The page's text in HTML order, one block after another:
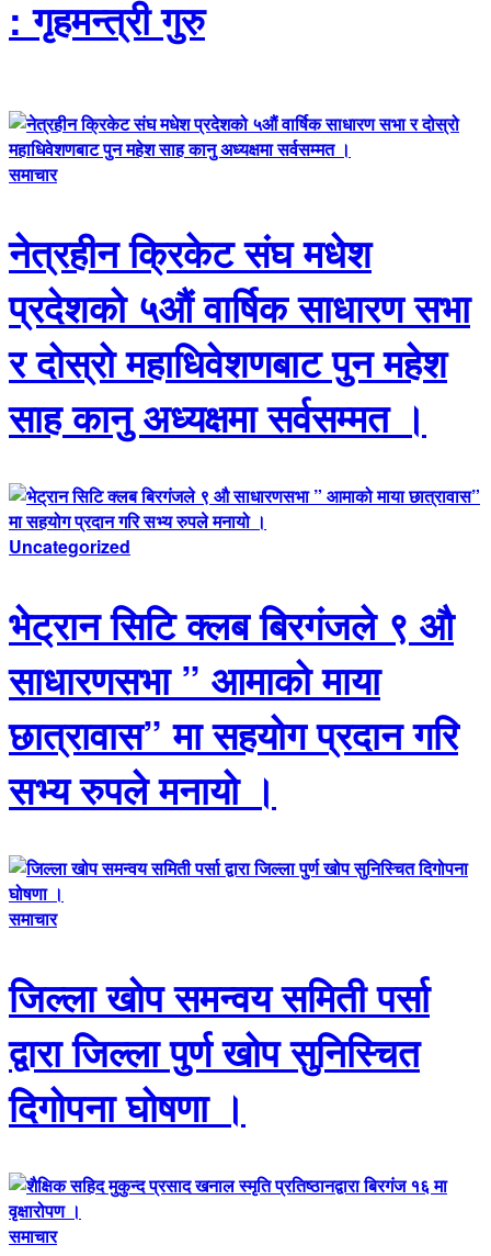
: गृहमन्त्री गुरु
समाचार
नेत्रहीन क्रिकेट संघ मधेश
प्रदेशको ५औं वार्षिक साधारण सभा
र दोस्रो महाधिवेशणबाट पुन महेश
साह कानु अध्यक्षमा सर्वसम्मत ।
Uncategorized
भेट्रान सिटि क्लब बिरगंजले ९ औ
साधारणसभा ” आमाको माया
छात्रावास” मा सहयोग प्रदान गरि
सभ्य रुपले मनायो ।
समाचार
जिल्ला खोप समन्वय समिती पर्सा
द्वारा जिल्ला पुर्ण खोप सुनिस्चित
दिगोपना घोषणा ।
समाचार